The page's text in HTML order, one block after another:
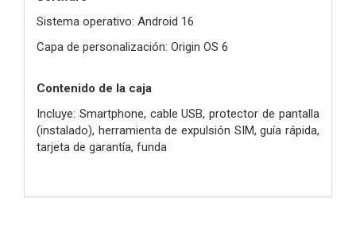
Sistema operativo: Android 16
Capa de personalización: Origin OS 6
Contenido de la caja
Incluye: Smartphone, cable USB, protector de pantalla
(instalado), herramienta de expulsión SIM, guía rápida,
tarjeta de garantía, funda